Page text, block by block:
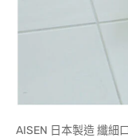
AISEN 日本製造 纖細